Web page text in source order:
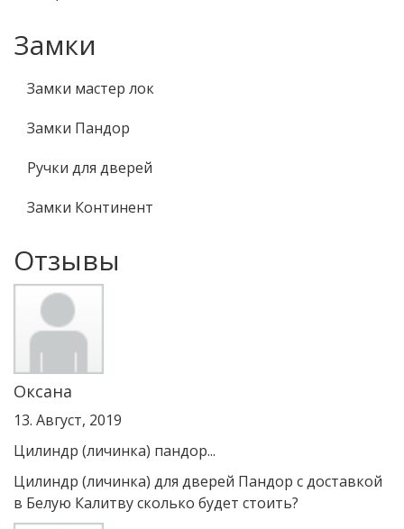
Замки
Замки мастер лок
Замки Пандор
Ручки для дверей
Замки Континент
Отзывы
Оксана
13. Август, 2019
Цилиндр (личинка) пандор...
Цилиндр (личинка) для дверей Пандор с доставкой
в Белую Калитву сколько будет стоить?